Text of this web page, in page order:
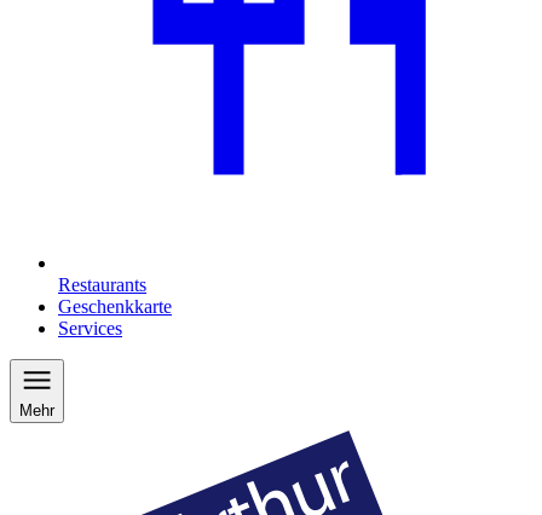
Restaurants
Geschenkkarte
Services
Mehr